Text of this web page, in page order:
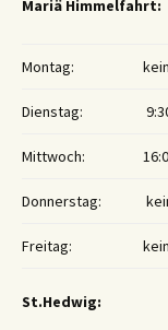
Mariä Himmelfahrt:
Montag:
Dienstag:
Mittwoch:
Donnerstag:
Freitag:
St.Hedwig: